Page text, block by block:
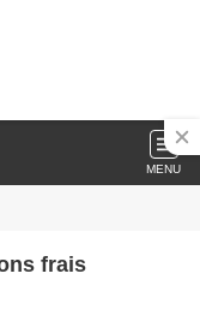
MENU
frais